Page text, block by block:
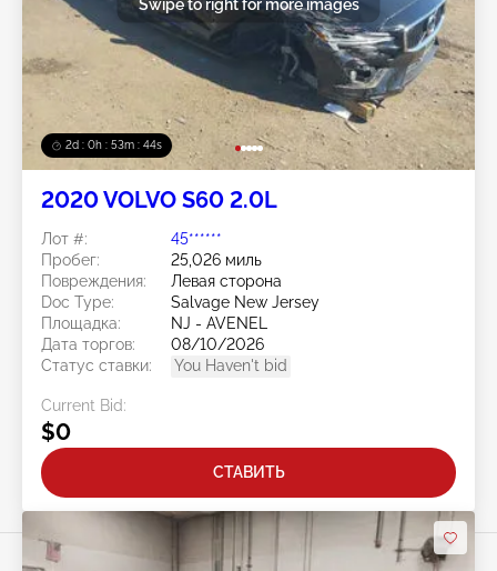
2d : 0h : 53m : 41s
2020 VOLVO S60 2.0L
Лот #:
45******
Пробег:
25,026 миль
Повреждения:
Левая сторона
Doc Type:
Salvage New Jersey
Площадка:
NJ - AVENEL
Дата торгов:
08/10/2026
Статус ставки:
You Haven't bid
Current Bid:
$0
СТАВИТЬ